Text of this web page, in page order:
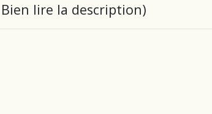
lire la description)